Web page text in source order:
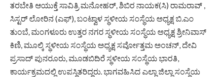
ತರಬೇತಿ ಆಯುಕ್ತೆ ಸಾವಿತ್ರಿ ಮನೋಹರ್, ಶಿಬಿರ ನಾಯಕ(ಸಿ) ರಾಮರಾವ್ ,
ಸಿಸ್ಟರ್ ಲೋರಿನ (ಎಫ್), ಬಂಟ್ವಾಳ ಸ್ಥಳೀಯ ಸಂಸ್ಥೆಯ ಅಧ್ಯಕ್ಷ ಬಿ.ಎಂ
ತುಂಬೆ, ಮಂಗಳೂರು ಉತ್ತರ ನಗರ ಸ್ಥಳೀಯ ಸಂಸ್ಥೆಯ ಅಧ್ಯಕ್ಷ ಶ್ರೀನಿವಾಸ್
ಕಿಣಿ, ಮೂಲ್ಕಿ ಸ್ಥಳೀಯ ಸಂಸ್ಥೆಯ ಅಧ್ಯಕ್ಷ ಸರ್ವೋತ್ತಮ ಅಂಚನ್, ದೇವಿ
ಪ್ರಸಾದ್ ಪುನರೂರು, ಮೂಡಬಿದಿರೆ ಸ್ಥಳೀಯ ಸಂಸ್ಥೆಯ ಭಾರತಿ,
ಕಾರ್ಯಕ್ರಮದಲ್ಲಿ ಉಪಸ್ಥಿತರಿದ್ದರು. ಭಾಗವಹಿಸಿದ ಎಲ್ಲಾ ಜಿಲ್ಲಾ ಸಂಸ್ಥೆಯ